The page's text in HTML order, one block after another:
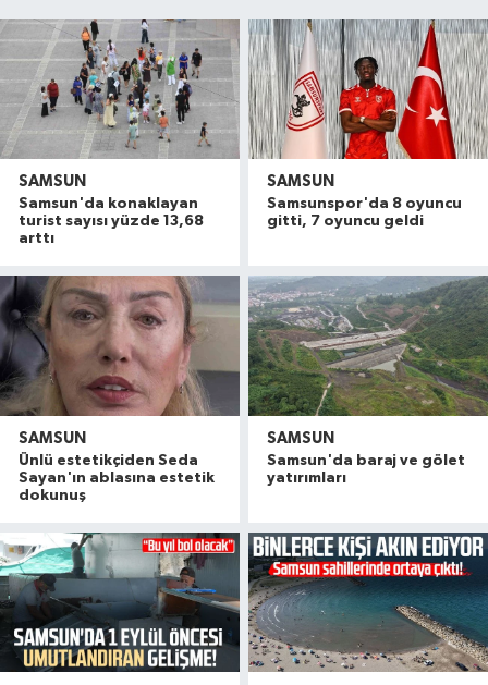
SAMSUN
Samsun'da konaklayan
turist sayısı yüzde 13,68
arttı
SAMSUN
Samsunspor'da 8 oyuncu
gitti, 7 oyuncu geldi
SAMSUN
Ünlü estetikçiden Seda
Sayan'ın ablasına estetik
dokunuş
SAMSUN
Samsun'da baraj ve gölet
yatırımları